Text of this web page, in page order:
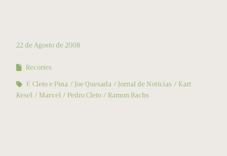
22 de Agosto de 2008
Recortes
F. Cleto e Pina
Joe Quesada Jornal de Notícias
Kart
Kesel
Marvel Pedro Cleto Ramon Bachs